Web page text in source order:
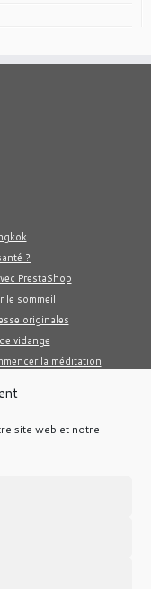
site web et notre
?
PrestaShop
le sommeil
originales
vidange
la méditation